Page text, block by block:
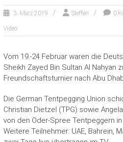
3. März 2019 Steffen 0
Video
Vom 19.-24 Februar waren die
Sheikh Zayed Bin Sultan Al Nahyan
Freundschaftsturnier nach Abu
Die German Tentpegging Union
Christian Dietzel (TPG) sowie
von den Oder-Spree Tentpeggern
Weitere Teilnehmer: UAE, Bahrein,